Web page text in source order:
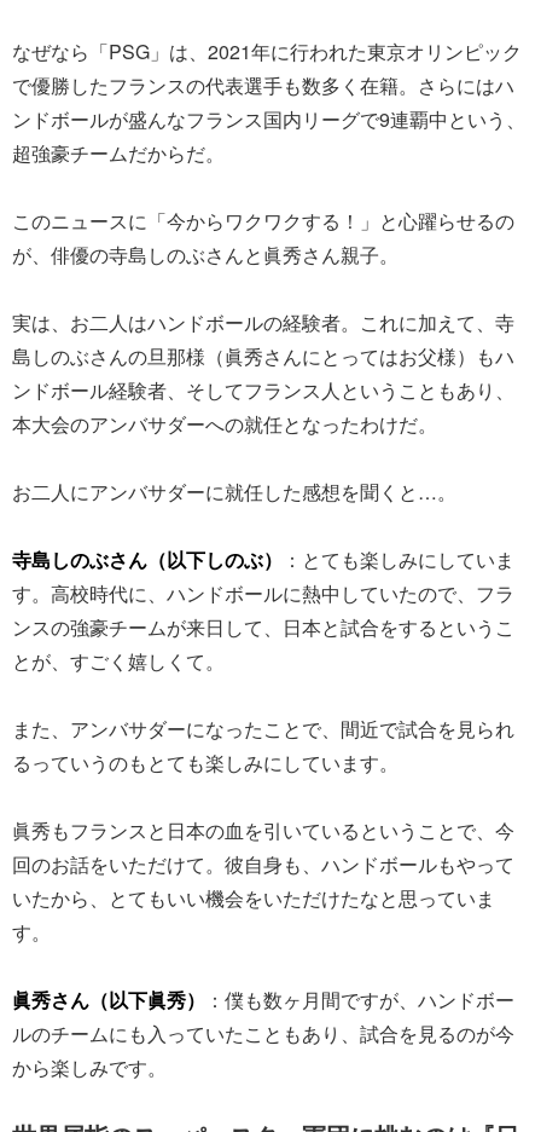
なぜなら「PSG」は、2021年に行われた東京オリンピック
で優勝したフランスの代表選手も数多く在籍。さらにはハ
ンドボールが盛んなフランス国内リーグで9連覇中という、
超強豪チームだからだ。
このニュースに「今からワクワクする！」と心躍らせるの
が、俳優の寺島しのぶさんと眞秀さん親子。
実は、お二人はハンドボールの経験者。これに加えて、寺
島しのぶさんの旦那様（眞秀さんにとってはお父様）もハ
ンドボール経験者、そしてフランス人ということもあり、
本大会のアンバサダーへの就任となったわけだ。
お二人にアンバサダーに就任した感想を聞くと…。
寺島しのぶさん（以下しのぶ）
：とても楽しみにしていま
す。高校時代に、ハンドボールに熱中していたので、フラ
ンスの強豪チームが来日して、日本と試合をするというこ
とが、すごく嬉しくて。
また、アンバサダーになったことで、間近で試合を見られ
るっていうのもとても楽しみにしています。
眞秀もフランスと日本の血を引いているということで、今
回のお話をいただけて。彼自身も、ハンドボールもやって
いたから、とてもいい機会をいただけたなと思っていま
す。
眞秀さん（以下眞秀）
：僕も数ヶ月間ですが、ハンドボー
ルのチームにも入っていたこともあり、試合を見るのが今
から楽しみです。